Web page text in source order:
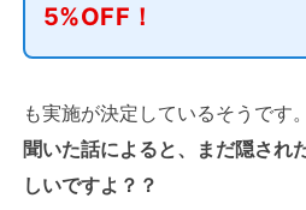
5%OFF！
も実施が決定しているそうです。
聞いた話によると、まだ隠され
しいですよ？？